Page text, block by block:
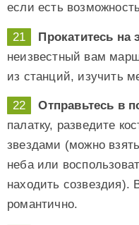
если есть
Прокатитесь на
неизвестный вам
из станций, изучить
Отправьтесь в
палатку, разведите
звездами (можно
неба или
находить созвездия).
романтично.